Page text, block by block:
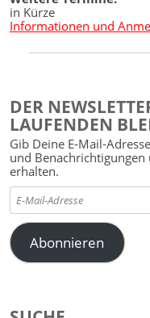
in Kürze
Informationen und
DER
LAUFENDEN
Gib Deine E-Mail-
und Benachrichtigungen
erhalten.
E-
Mail-
Adresse
Abonnieren